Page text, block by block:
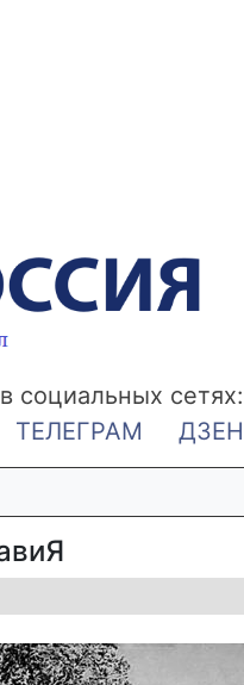
социальных сетях:
ТЕЛЕГРАМ ДЗЕН